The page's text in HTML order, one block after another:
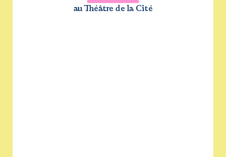
au Théâtre de la Cité